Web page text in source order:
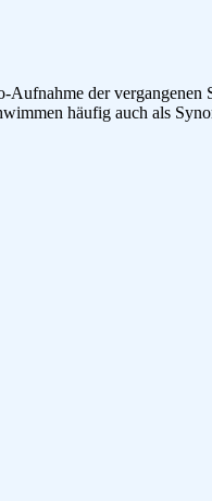
Aufnahme der
häufig auch als